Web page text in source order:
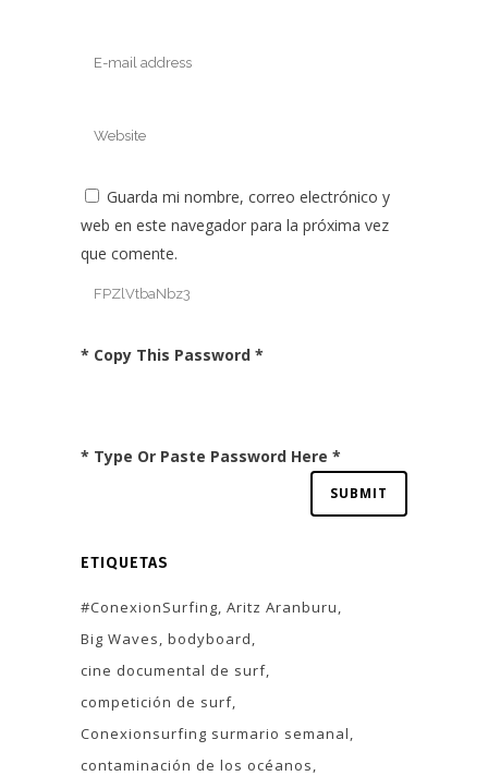
Guarda mi nombre, correo electrónico y
web en este navegador para la próxima vez
que comente.
* Copy This Password *
* Type Or Paste Password Here *
ETIQUETAS
#ConexionSurfing Aritz Aranburu
Big Waves bodyboard
cine documental de surf
competición de surf
Conexionsurfing surmario semanal
contaminación de los océanos